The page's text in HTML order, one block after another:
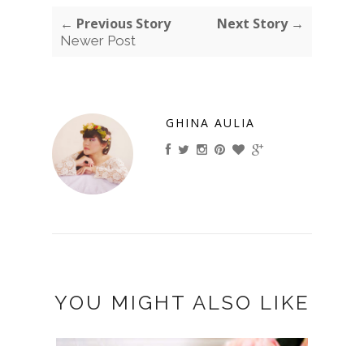
← Previous Story
Newer Post
Next Story →
GHINA AULIA
YOU MIGHT ALSO LIKE